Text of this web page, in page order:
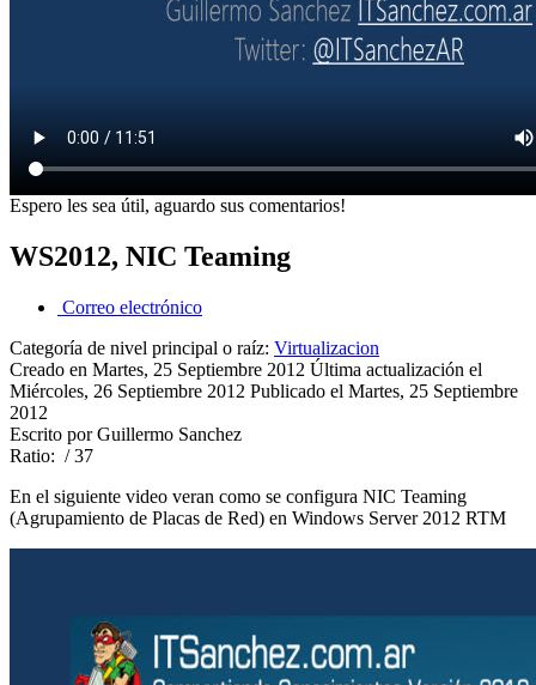
Espero les sea útil, aguardo sus comentarios!
WS2012, NIC Teaming
Correo electrónico
Categoría de nivel principal o raíz: Virtualizacion
Creado en Martes, 25 Septiembre 2012 Última actualización el
Miércoles, 26 Septiembre 2012 Publicado el Martes, 25 Septiembre
2012
Escrito por Guillermo Sanchez
Ratio: / 37
En el siguiente video veran como se configura NIC Teaming
(Agrupamiento de Placas de Red) en Windows Server 2012 RTM